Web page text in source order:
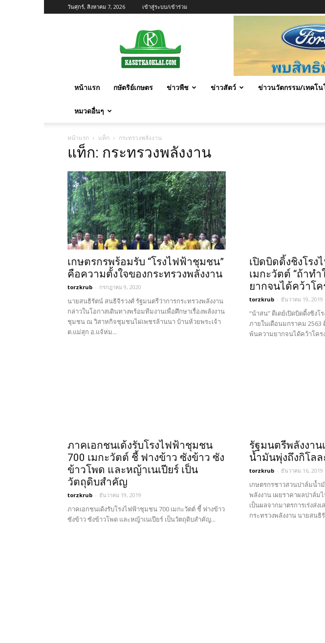
วันศุกร์, สิงหาคม 7, 2026 เข้าสู่ระบบ/เข้าร่วม
หน้าแรก กษัตริย์เกษตร ข่าวพืช ข่าวสัตว์ ข่าวนวัตกรรม/เทคโ
หมวดอื่นๆ
หน้าแรก แท็ก กระทรวงพลังงาน
แท็ก: กระทรวงพลังงาน
เกษตรกรพร้อมรับ “โรงไฟฟ้าชุมชน”
คือความตั้งใจของกระทรวงพลังงาน
torzkrub - กรกฎาคม 9, 2020
นายสนธิรัตน์ สนธิจิรวงศ์ รัฐมนตรีว่าการกระทรวงพลังงาน
กล่าวในโอกาสเดินทางพร้อมทีมงานเพื่อศึกษาเรื่องพลังงาน
ชุมชน ณ วิสาหกิจชุมชนไผ่เพชรล้านนา บ้านห้วยพระเจ้า
ต.แม่สุก อ.แจ้ห่ม...
เปิดบิดดิ้งชิงโร
เมกะวัตต์ “ถ้าท
ยากจนได้คว้าโค
torzkrub - ธันวาคม 19, 2019
“น้าสน” ดีเดย์เปิดบิดดิ้งชิง
ภายในเดือนมกราคม
พ้นความยากจนได้คว้าโคร
ภาคเอกชนเด้งรับโรงไฟฟ้าชุมชน
700 เมกะวัตต์ ชี้ ฟางข้าว ซังข้าว ซัง
ข้าวโพด และหญ้าเนเปียร์ เป็น
วัตถุดิบสำคัญ
torzkrub - ธันวาคม 19, 2019
ภาคเอกชนเด้งรับโรงไฟฟ้าชุมชน 700 เมกะวัตต์ ชี้ ฟางข้าว
ซังข้าว ซังข้าวโพด และหญ้าเนเปียร์ เป็นวัตถุดิบสำคัญ...
รัฐมนตรีพลังงาน
น้ำมันพุ่งถึงกิโลล
torzkrub - ธันวาคม 16, 2019
เกษตรกรชาวสวนปาล์มน้ำ
พลังงาน เผยราคาผลปาล์ม
เป็นผลจากมาตรการเร่งส่ง
กระทรวงพลังงาน นายสนธิ